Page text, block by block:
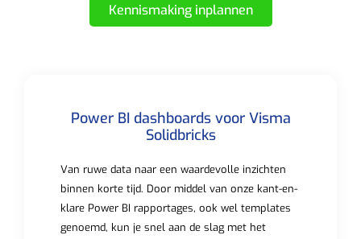
Kennismaking inplannen
Power BI dashboards voor Visma
Solidbricks
Van ruwe data naar een waardevolle inzichten
binnen korte tijd. Door middel van onze kant-en-
klare Power BI rapportages, ook wel templates
genoemd, kun je snel aan de slag met het